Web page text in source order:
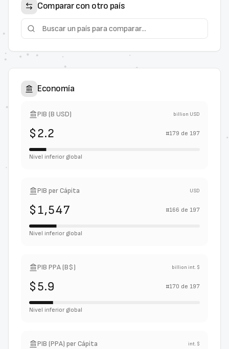
Comparar con otro país
Economía
PIB (B USD) billion USD
$2.2 #179 de 197
Nivel inferior global
PIB per Cápita USD
$1,547 #166 de 197
Nivel inferior global
PIB PPA (B$) billion int. $
$5.9 #170 de 197
Nivel inferior global
PIB (PPA) per Cápita int. $